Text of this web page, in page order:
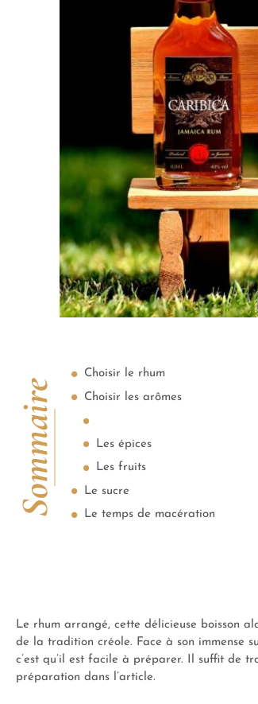
Sommaire
Choisir le rhum
Choisir les arômes
Les épices
Les fruits
Le sucre
Le temps de macération
Le rhum arrangé, cette délicieuse boisson
de la tradition créole. Face à son immense
c’est qu’il est facile à préparer. Il suffit de
préparation dans l’article.